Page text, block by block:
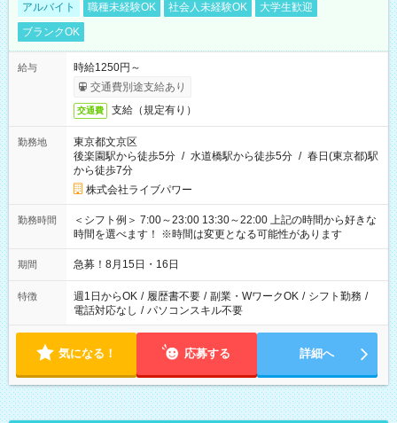
アルバイト 職種未経験OK 社会人未経験OK
大学生歓迎
ブランクOK
給与
時給1250円～
交通費別途支給あり
交通費 支給（規定有り）
勤務地
東京都文京区
後楽園駅から徒歩5分 / 水道橋駅から徒歩5分 / 春日(東京都)駅
から徒歩7分
株式会社ライブパワー
勤務時間
＜シフト例＞ 7:00～23:00 13:30～22:00 上記の時間から好きな
時間を選べます！ ※時間は変更となる可能性があります
期間 急募！8月15日・16日
特徴 週1日からOK / 履歴書不要 / 副業・WワークOK / シフト勤務 /
電話対応なし / パソコンスキル不要
気になる！ 応募する 詳細へ